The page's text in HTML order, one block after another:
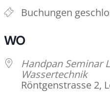
Buchungen
WO
Handpan Seminar
Wassertechnik
Röntgenstrasse 2,